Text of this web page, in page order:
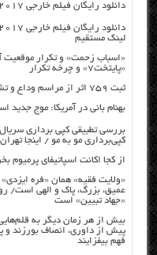
دانلود رایگان فیلم خارجی Split 2017 با لینک مستقیم
لینک مستقیم
«اسباب زحمت» و تکرار موقعیت
«پایتخت۷» و چرخه تکرار
ثبت ۷۵۹ اثر از مراسم وداع و تشییع رهبر شهید انقلاب
بهنام بانی در آمریکا: موج
بررسی تطبیقی کپی برداری
کپی‌برداری مو به مو / اینجا
از کجا اکانت اسپاتیفای پرمیوم بخریم؟ معرفی ۴
«ولایت فقیه» همان «فره
عمیق، بزرگ، پاک و الهی است/
«جهاد تبیین» است
بیش از هر زمان دیگر به
پیش از داوری، انصاف بورزند و
فهم بیفزایند